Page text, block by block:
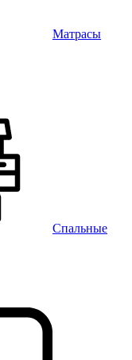
Матрасы
Спальные